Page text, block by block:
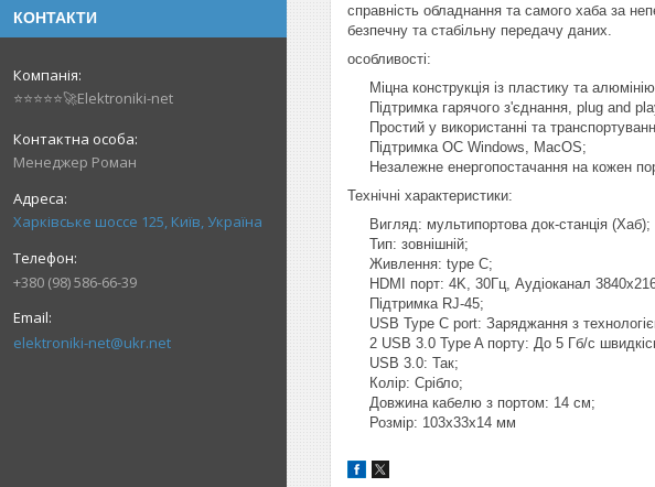
КОНТАКТИ
⭐⭐⭐⭐⭐🚀Elektroniki-net
Менеджер Роман
Харківське шоссе 125, Київ, Україна
+380 (98) 586-66-39
elektroniki-net@ukr.net
справність обладнання та самого хаба за
безпечну та стабільну передачу даних.
особливості:
Міцна конструкція із пластику та
Підтримка гарячого з'єднання, plug and
Простий у використанні та
Підтримка ОС Windows, MacOS;
Незалежне енергопостачання на кожен
Технічні характеристики:
Вигляд: мультипортова док-станція (Хаб);
Тип: зовнішній;
Живлення: type C;
HDMI порт: 4K, 30Гц, Аудіоканал
Підтримка RJ-45;
USB Type C port: Заряджання з
2 USB 3.0 Type A порту: До 5 Гб/с
USB 3.0: Так;
Колір: Срібло;
Довжина кабелю з портом: 14 см;
Розмір: 103х33х14 мм